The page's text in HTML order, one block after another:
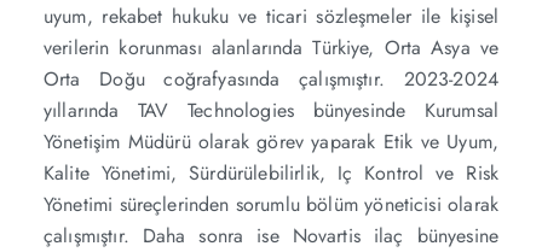
uyum, rekabet hukuku ve ticari sözleşmeler ile kişisel
verilerin korunması alanlarında Türkiye, Orta Asya ve
Orta Doğu coğrafyasında çalışmıştır. 2023-2024
yıllarında TAV Technologies bünyesinde Kurumsal
Yönetişim Müdürü olarak görev yaparak Etik ve Uyum,
Kalite Yönetimi, Sürdürülebilirlik, Iç Kontrol ve Risk
Yönetimi süreçlerinden sorumlu bölüm yöneticisi olarak
çalışmıştır. Daha sonra ise Novartis ilaç bünyesine